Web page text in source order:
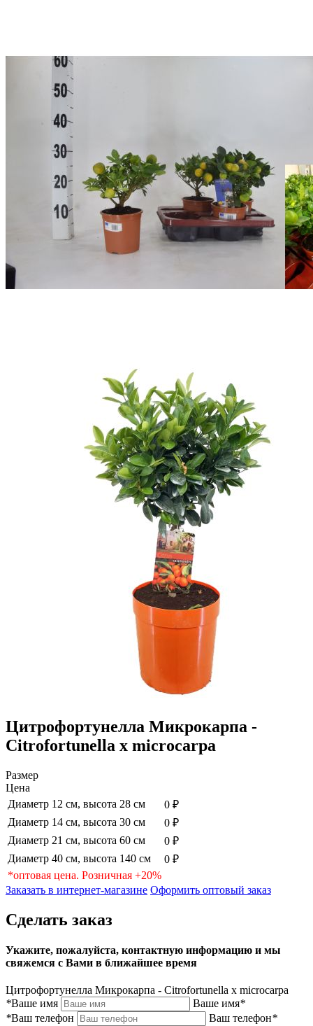
Цитрофортунелла Микрокарпа -
Citrofortunella x microcarpa
Размер
Цена
Диаметр 12 см, высота 28 см
0 ₽
Диаметр 14 см, высота 30 см
0 ₽
Диаметр 21 см, высота 60 см
0 ₽
Диаметр 40 см, высота 140 см
0 ₽
*оптовая цена. Розничная +20%
Заказать в интернет-магазине Оформить оптовый заказ
Сделать заказ
Укажите, пожалуйста, контактную информацию и мы
свяжемся с Вами в ближайшее время
Цитрофортунелла Микрокарпа - Citrofortunella x microcarpa
*Ваше имя Ваше имя*
*Ваш телефон Ваш телефон*